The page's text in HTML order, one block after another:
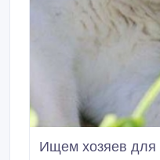
Ищем хозяев